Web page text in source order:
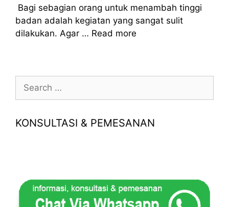
Bagi sebagian orang untuk menambah tinggi
badan adalah kegiatan yang sangat sulit
dilakukan. Agar … Read more
Search
for:
KONSULTASI & PEMESANAN